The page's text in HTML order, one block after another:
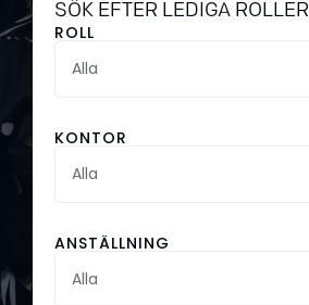
SÖK EFTER LEDIGA ROLLER
ROLL
KONTOR
Alla
ANSTÄLLNING